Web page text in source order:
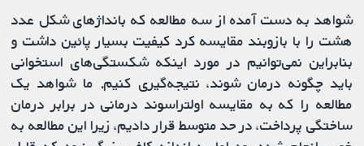
شواهد به دست آمده از سه مطالعه که بانداژهای شکل عدد
هشت را با بازوبند مقایسه کرد کیفیت بسیار پائین داشت و
بنابراین نمی‌توانیم در مورد اینکه شکستگی‌های استخوانی
باید چگونه درمان شوند، نتیجه‌گیری کنیم. ما شواهد یک
مطالعه را که به مقایسه اولتراسوند درمانی در برابر درمان
ساختگی پرداخت، در حد متوسط قرار دادیم، زیرا این مطالعه به